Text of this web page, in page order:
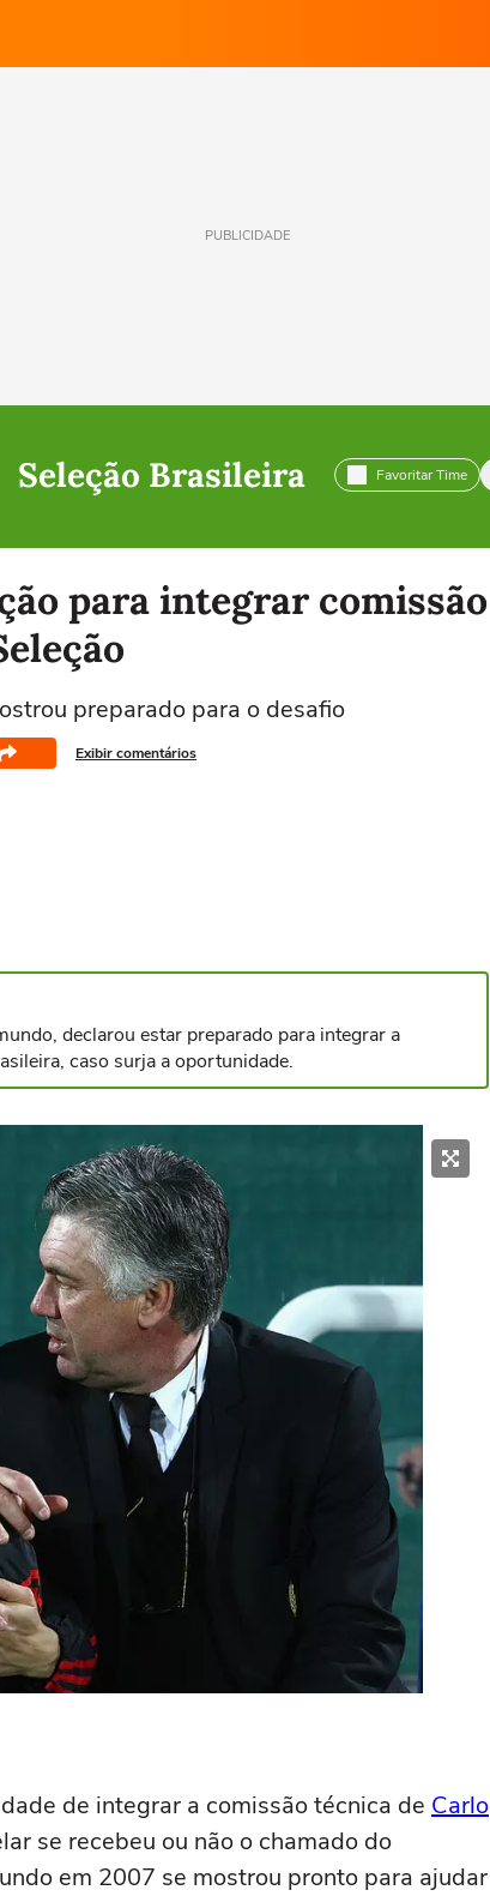
PUBLICIDADE
Seleção Brasileira Favoritar Time
para integrar comissão
preparado para o desafio
Exibir comentários
declarou estar preparado para integrar a
caso surja a oportunidade.
de integrar a comissão técnica de Carlo
se recebeu ou não o chamado do
em 2007 se mostrou pronto para ajudar